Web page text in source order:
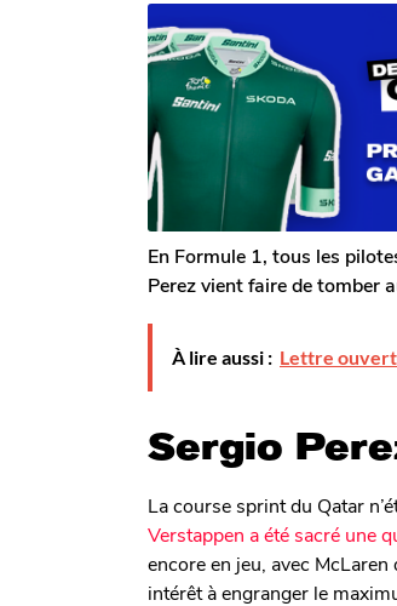
n
s
a
g
o
r
T
o
m
G
a
l
e
r
o
n
s
a
o
En Formule 1, tous les
Perez vient faire de tomber
À lire aussi : Lettre
Sergio
La course sprint du Qatar
Verstappen a été sacré une
encore en jeu, avec
intérêt à engranger le